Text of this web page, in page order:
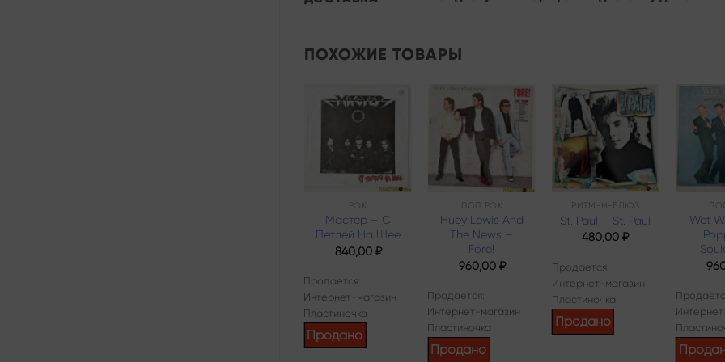
ПОХОЖИЕ ТОВАРЫ
wishlist
РОК
Мастер – С
Петлей На Шее
840,00 ₽
Продается:
Интернет-магазин
Пластиночка
Продано
Add to
wishlist
ПОП РОК
Huey Lewis And
The News –
Fore!
960,00 ₽
Продается:
Интернет-магазин
Пластиночка
Продано
Add to
wishlist
РИТМ-Н-БЛЮЗ
St. Paul – St. Paul
480,00₽
Продается:
Интернет-магазин
Пластиночка
Продано
Wet